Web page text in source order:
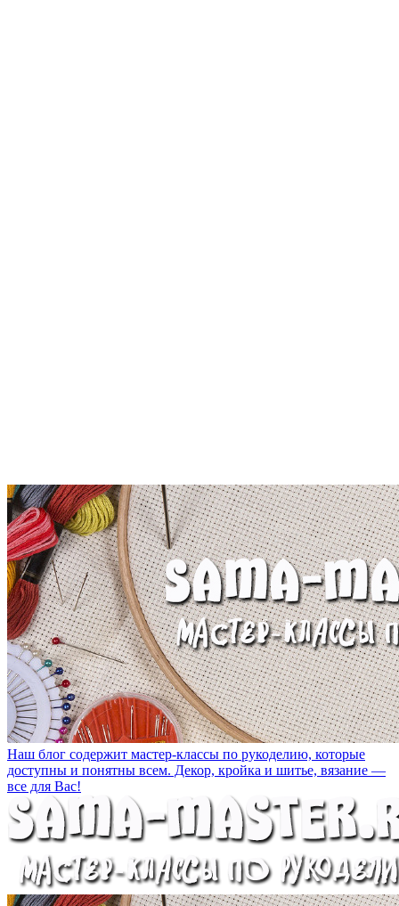
Наш блог содержит мастер-классы по рукоделию, которые
доступны и понятны всем. Декор, кройка и шитье, вязание —
все для Вас!